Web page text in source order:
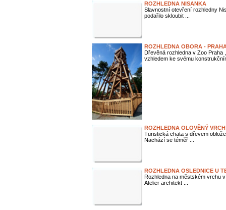
ROZHLEDNA NISANKA
Slavnostní otevření rozhledny
podařilo skloubit ...
ROZHLEDNA OBORA -
Dřevěná rozhledna v Zoo Praha
vzhledem ke svému
ROZHLEDNA OLOVĚNÝ
Turistická chata s dřevem
Nachází se téměř ...
ROZHLEDNA OSLEDNICE U
Rozhledna na městském vrchu
Atelier architekt ...